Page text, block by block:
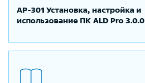
AP-301 Установка, настройка и
использование ПК ALD Pro 3.0.0